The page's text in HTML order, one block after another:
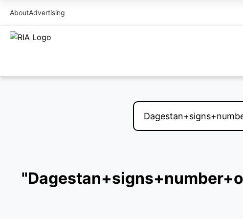
AboutAdvertising